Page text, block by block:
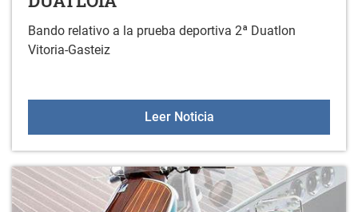
Bando relativo a la prueba deportiva 2ª Duatlon
Vitoria-Gasteiz
Leer NoticiaBANDO PRUEBA